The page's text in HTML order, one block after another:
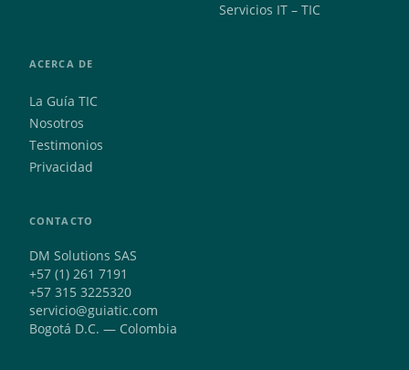
Servicios IT – TIC
ACERCA DE
La Guía TIC
Nosotros
Testimonios
Privacidad
CONTACTO
DM Solutions SAS
+57 (1) 261 7191
+57 315 3225320
servicio@guiatic.com
Bogotá D.C. — Colombia